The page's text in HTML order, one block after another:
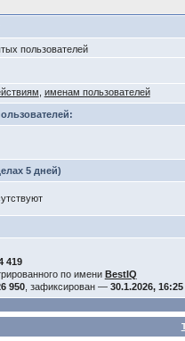
пользователей
именам пользователей
5 дней)
419
по имени BestIQ
950, зафиксирован — 30.1.2026, 16:25